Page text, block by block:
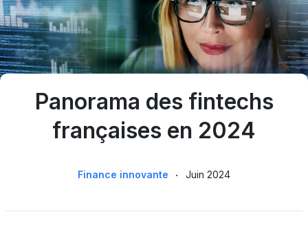
Panorama des fintechs
françaises en 2024
Finance innovante Juin 2024